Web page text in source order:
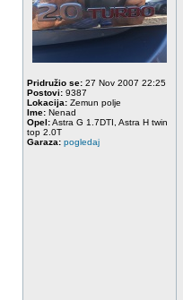
Pridružio se: 27 Nov 2007 22:25
Postovi: 9387
Lokacija: Zemun polje
Ime: Nenad
Opel:Astra G 1.7DTI, Astra H twin
top 2.0T
Garaza: pogledaj